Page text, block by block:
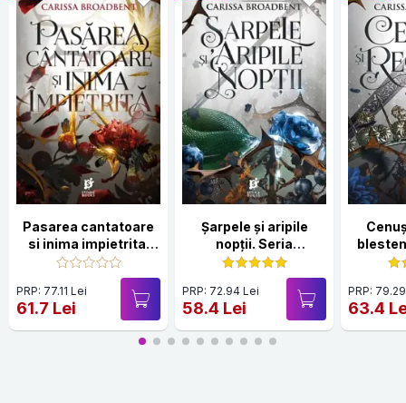
Pasarea cantatoare
si inima impietrita.
Seria Coroanele
Nyaxiei Vol.3
PRP: 77.11 Lei
61.7 Lei
Șarpele și aripile
nopții. Seria
Coroanele Nyaxiei
PRP: 72.94 Lei
58.4 Lei
PRP:
63.4